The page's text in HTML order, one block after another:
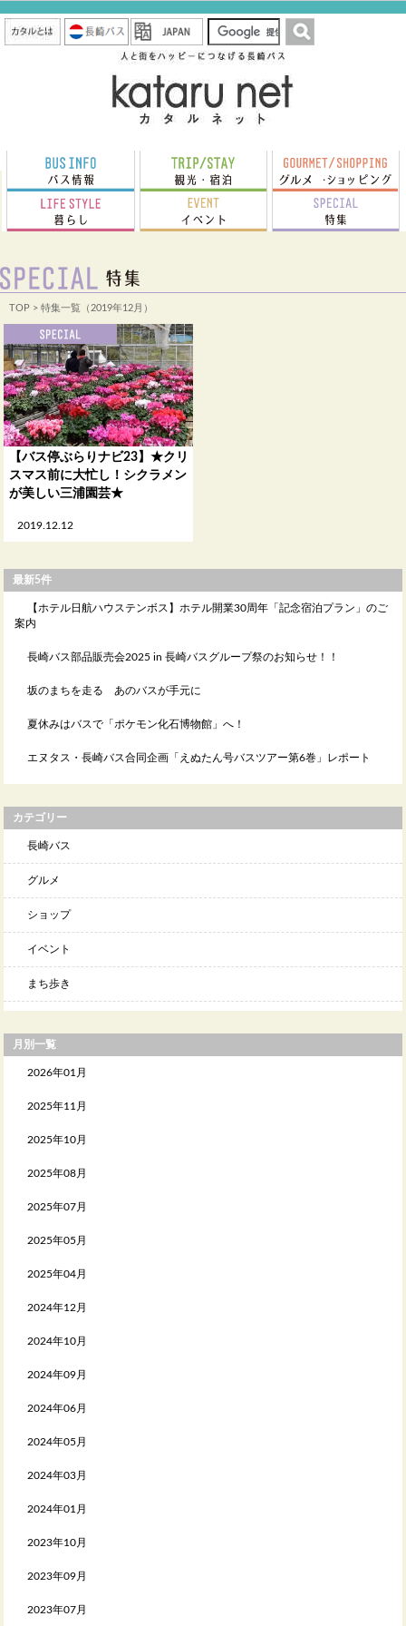
TOP > 特集一覧（2019年12月）
2019.12.12
【バス停ぶらりナビ23】★クリ
スマス前に大忙し！シクラメン
が美しい三浦園芸★
最新5件
【ホテル日航ハウステンボス】ホテル開業30周年「記念宿泊プラン」のご
案内
長崎バス部品販売会2025 in 長崎バスグループ祭のお知らせ！！
坂のまちを走る あのバスが手元に
夏休みはバスで「ポケモン化石博物館」へ！
エヌタス・長崎バス合同企画「えぬたん号バスツアー第6巻」レポート
カテゴリー
長崎バス
グルメ
ショップ
イベント
まち歩き
月別一覧
2026年01月
2025年11月
2025年10月
2025年08月
2025年07月
2025年05月
2025年04月
2024年12月
2024年10月
2024年09月
2024年06月
2024年05月
2024年03月
2024年01月
2023年10月
2023年09月
2023年07月